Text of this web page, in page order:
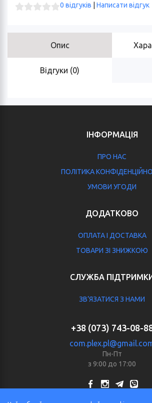
0 відгуків Написати відгук
Опис
Відгуки (0)
ІНФОРМАЦІЯ
ПРО НАС
ПОЛІТИКА
УМОВИ УГОДИ
ДОДАТКОВО
ОПЛАТА І ДОСТАВКА
ТОВАРИ ЗІ ЗНИЖКОЮ
СЛУЖБА
ЗВ’ЯЗАТИСЯ З НАМИ
+38 (073) 743-08-
Пн-Пт
з 9:00 до 17:00